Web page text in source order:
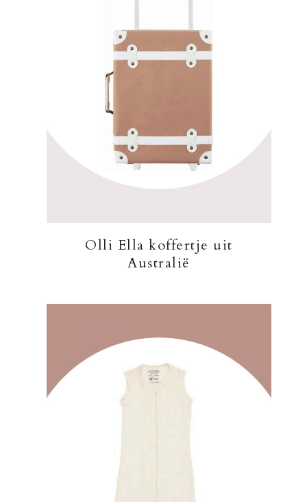
Olli Ella koffertje uit
Australië